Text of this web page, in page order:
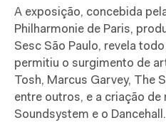
A exposição, concebida
Philharmonie de Paris,
Sesc São Paulo, revela
permitiu o surgimento de
Tosh, Marcus Garvey, The
entre outros, e a criação
Soundsystem e o Dancehall.